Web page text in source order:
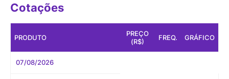
Cotações
PRODUTO
PREÇO
(R$)
FREQ. GRÁFICO
07/08/2026